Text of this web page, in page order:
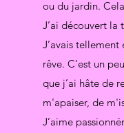
ou du jardin.
J’ai découvert
J’avais tellement
rêve. C’est un
que j’ai hâte de
m'apaiser, de
J’aime